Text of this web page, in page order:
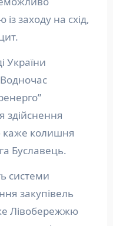
заходу на схід,
України
здійснення
каже колишня
Буславець.
системи
закупівель
Лівобережжю